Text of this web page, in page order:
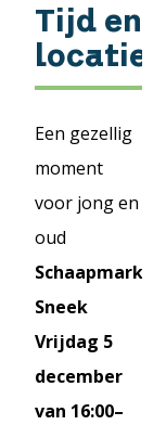
Tijd en
locatie:
Een gezellig
moment
voor jong en
oud
Sneek
Vrijdag 5
december
van 16:00–